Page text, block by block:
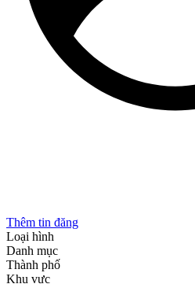
Thêm tin đăng
Loại hình
Danh mục
Thành phố
Khu vực